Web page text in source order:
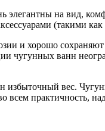
элегантны на вид,
(такими
и хорошо
чугунных ванн
избыточный вес.
всем практичность,